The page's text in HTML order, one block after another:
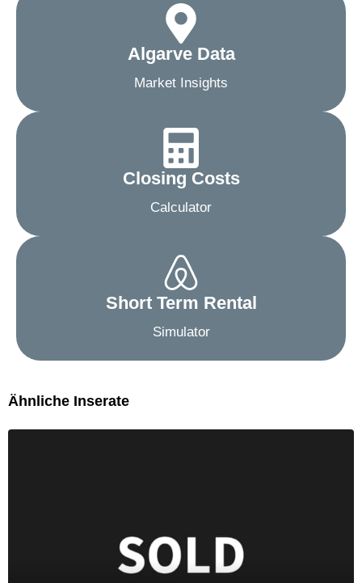
Algarve Data
Market Insights
Closing Costs
Calculator
Short Term Rental
Simulator
Ähnliche Inserate